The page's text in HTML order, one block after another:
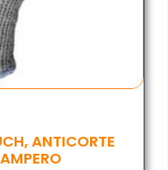
ANTICORTE